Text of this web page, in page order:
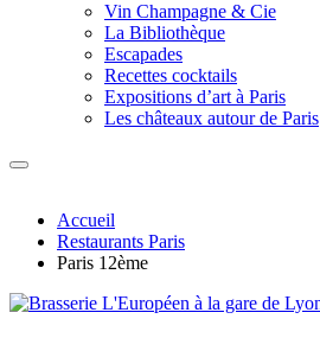
Vin Champagne & Cie
La Bibliothèque
Escapades
Recettes cocktails
Expositions d’art à Paris
Les châteaux autour de Paris
Accueil
Restaurants Paris
Paris 12ème